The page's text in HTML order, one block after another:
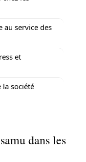
au service des
et
la société
dans les